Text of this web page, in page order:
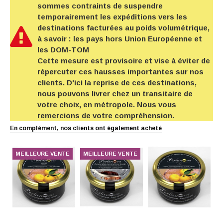
sommes contraints de suspendre
temporairement les expéditions vers les
destinations facturées au poids volumétrique,
à savoir : les pays hors Union Européenne et
les DOM-TOM
Cette mesure est provisoire et vise à éviter de
répercuter ces hausses importantes sur nos
clients. D'ici la reprise de ces destinations,
nous pouvons livrer chez un transitaire de
votre choix, en métropole. Nous vous
remercions de votre compréhension.
En complément, nos clients ont également acheté
MEILLEURE VENTE MEILLEURE VENTE